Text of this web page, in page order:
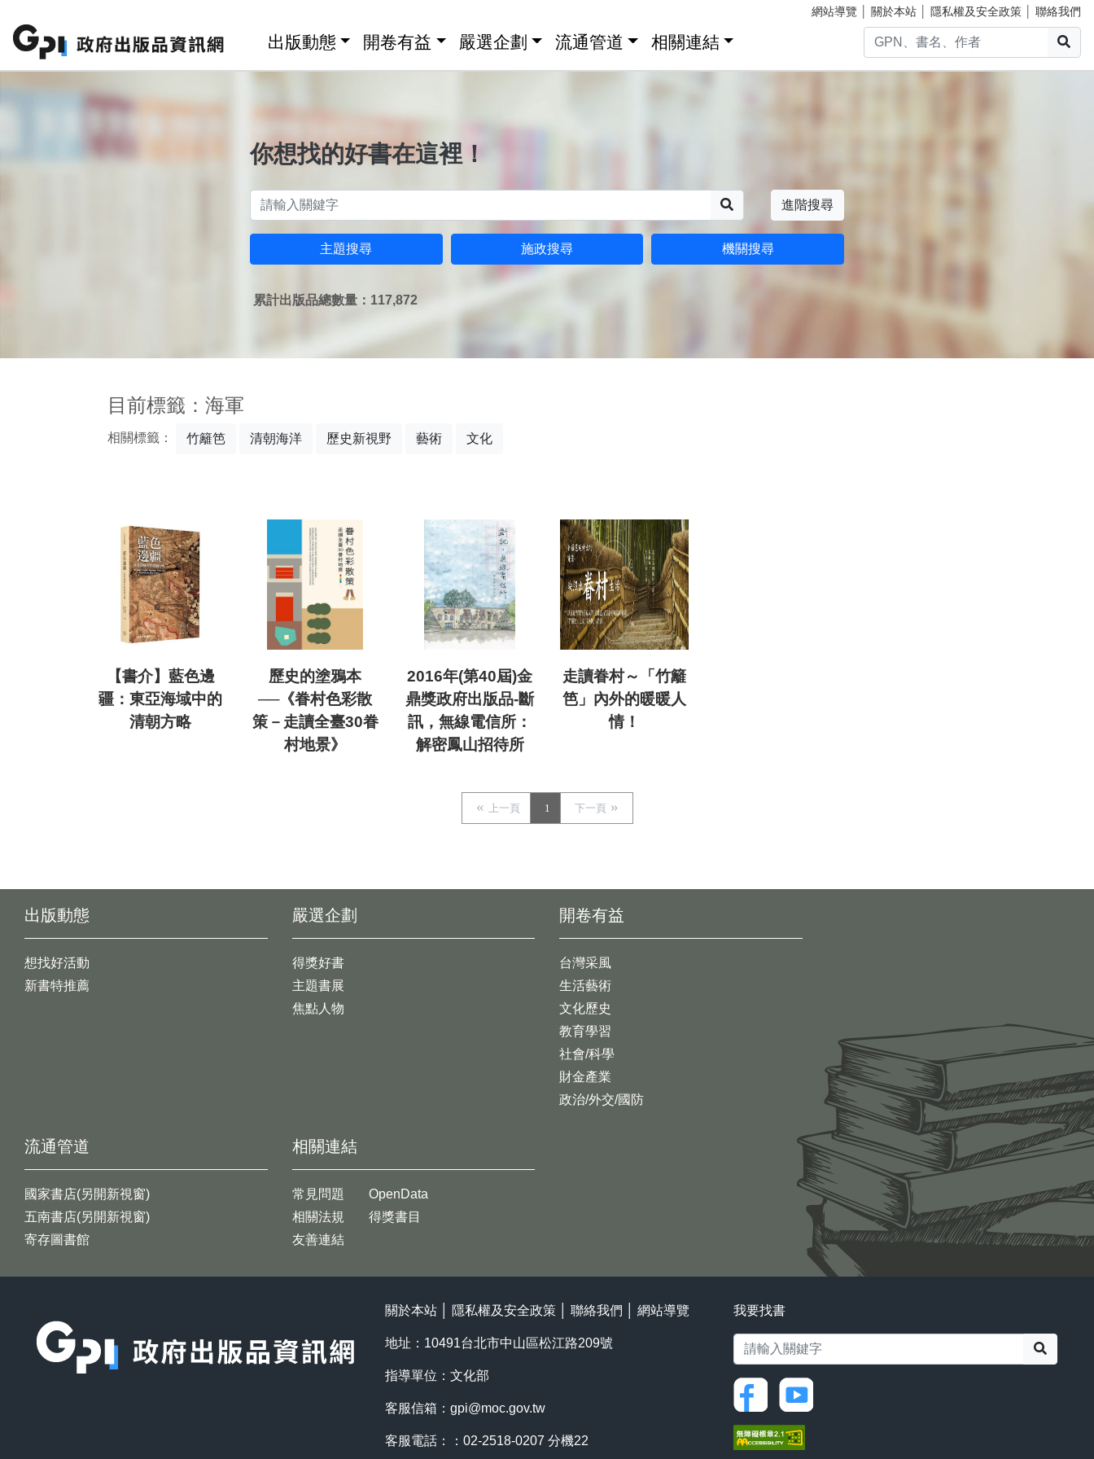
網站導覽 關於本站 隱私權及安全政策 聯絡我們
出版動態 開卷有益 嚴選企劃 流通管道 相關連結
你想找的好書在這裡！
進階搜尋
主題搜尋 施政搜尋 機關搜尋
累計出版品總數量：117,872
目前標籤：海軍
相關標籤： 竹籬笆 清朝海洋 歷史新視野 藝術 文化
【書介】藍色邊
疆：東亞海域中的
清朝方略
歷史的塗鴉本
──《眷村色彩散
策－走讀全臺30眷
村地景》
2016年(第40屆)金
鼎獎政府出版品-斷
訊，無線電信所：
解密鳳山招待所
走讀眷村～「竹籬
笆」內外的暖暖人
情！
上一頁 1 下一頁
出版動態
想找好活動
新書特推薦
開卷有益
台灣采風
生活藝術
文化歷史
教育學習
社會/科學
財金產業
政治/外交/國防
嚴選企劃
得獎好書
主題書展
焦點人物
流通管道
國家書店(另開新視窗)
五南書店(另開新視窗)
寄存圖書館
相關連結
常見問題
相關法規
友善連結
OpenData
得獎書目
關於本站 隱私權及安全政策 聯絡我們 網站導覽
地址：10491台北市中山區松江路209號
指導單位：文化部
客服信箱： gpi@moc.gov.tw
客服電話：：02-2518-0207 分機22
我要找書